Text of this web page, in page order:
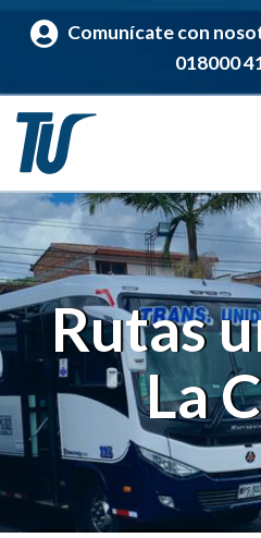
Comunícate con
018000
Rutas
La